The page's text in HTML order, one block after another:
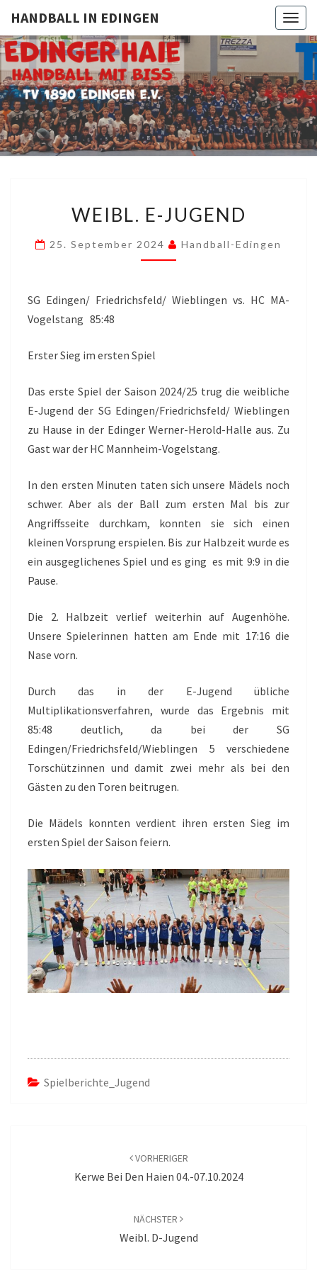
HANDBALL IN EDINGEN
IN
TV
1890
Edingen
E-
JUGEND
WEIBL. E-JUGEND
25. September 2024 Handball-Edingen
SG Edingen/ Friedrichsfeld/ Wieblingen vs. HC MA-
Vogelstang 85:48
Erster Sieg im ersten Spiel
Das erste Spiel der Saison 2024/25 trug die weibliche
E-Jugend der SG Edingen/Friedrichsfeld/ Wieblingen
zu Hause in der Edinger Werner-Herold-Halle aus. Zu
Gast war der HC Mannheim-Vogelstang.
In den ersten Minuten taten sich unsere Mädels noch
schwer. Aber als der Ball zum ersten Mal bis zur
Angriffsseite durchkam, konnten sie sich einen
kleinen Vorsprung erspielen. Bis zur Halbzeit wurde es
ein ausgeglichenes Spiel und es ging es mit 9:9 in die
Pause.
Die 2. Halbzeit verlief weiterhin auf Augenhöhe.
Unsere Spielerinnen hatten am Ende mit 17:16 die
Nase vorn.
Durch das in der E-Jugend übliche
Multiplikationsverfahren, wurde das Ergebnis mit
85:48 deutlich, da bei der SG
Edingen/Friedrichsfeld/Wieblingen 5 verschiedene
Torschützinnen und damit zwei mehr als bei den
Gästen zu den Toren beitrugen.
Die Mädels konnten verdient ihren ersten Sieg im
ersten Spiel der Saison feiern.
Spielberichte_Jugend
VORHERIGER
Kerwe Bei Den Haien 04.-07.10.2024
NÄCHSTER
Weibl. D-Jugend